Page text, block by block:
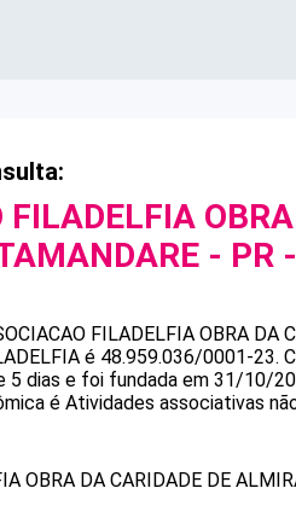
FILADELFIA
- PR
FILADELFIA OBRA DA
é 48.959.036/0001-23.
5 dias e foi fundada em 31/10/
é Atividades associativas
OBRA DA CARIDADE DE